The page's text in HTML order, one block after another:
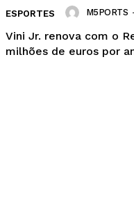
ESPORTES M5PORTS
Vini Jr. renova com o